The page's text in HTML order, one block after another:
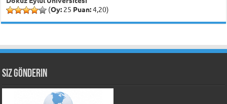
(Oy: 25 Puan:4,20)
Siz Gönderin